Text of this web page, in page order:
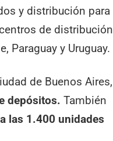
y distribución para
de distribución
Paraguay y Uruguay.
de Buenos Aires,
depósitos.También
las 1.400 unidades